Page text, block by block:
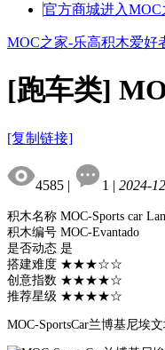
官方商城进入
MOC之家-乐高积木爱好
[跑车类]
[复制链接]
4585 | 1 | 2024-
积木名称 MOC-Sports car
积木编号 MOC-Evantado
是否动态 是
搭建难度 ★★★☆☆
创意指数 ★★★★☆
推荐星级 ★★★★☆
MOC-SportsCar兰博基尼埃